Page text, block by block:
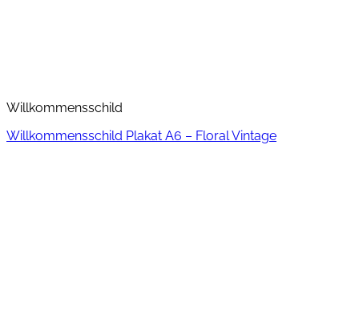
Willkommensschild
Willkommensschild Plakat A6 – Floral Vintage